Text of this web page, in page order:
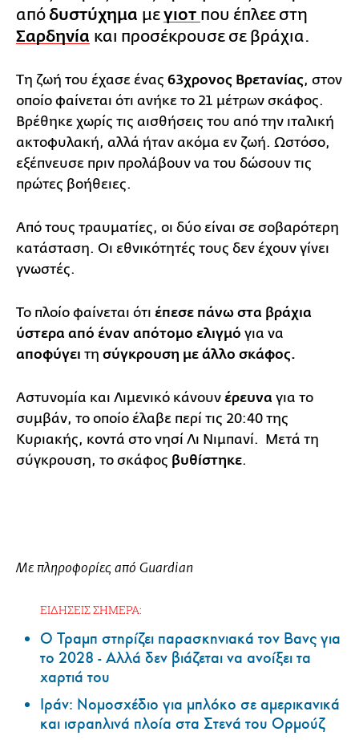
από δυστύχημα μεγιοτ που έπλεε στη
Σαρδηνία και προσέκρουσε σε βράχια.
Τη ζωή του έχασε ένας 63χρονος Βρετανίας, στον
οποίο φαίνεται ότι ανήκε το 21 μέτρων σκάφος.
Βρέθηκε χωρίς τις αισθήσεις του από την ιταλική
ακτοφυλακή, αλλά ήταν ακόμα εν ζωή. Ωστόσο,
εξέπνευσε πριν προλάβουν να του δώσουν τις
πρώτες βοήθειες.
Από τους τραυματίες, οι δύο είναι σε σοβαρότερη
κατάσταση. Οι εθνικότητές τους δεν έχουν γίνει
γνωστές.
Το πλοίο φαίνεται ότι έπεσε πάνω στα βράχια
ύστερα από έναν απότομο ελιγμό για να
αποφύγει τη σύγκρουση με άλλο σκάφος.
Αστυνομία και Λιμενικό κάνουν έρευνα για το
συμβάν, το οποίο έλαβε περί τις 20:40 της
Κυριακής, κοντά στο νησί Λι Νιμπανί. Μετά τη
σύγκρουση, το σκάφος βυθίστηκε.
Με πληροφορίες από Guardian
ΕΙΔΗΣΕΙΣ ΣΗΜΕΡΑ:
Ο Τραμπ στηρίζει παρασκηνιακά τον Βανς για
το 2028 - Αλλά δεν βιάζεται να ανοίξει τα
χαρτιά του
Ιράν: Νομοσχέδιο για μπλόκο σε αμερικανικά
και ισραηλινά πλοία στα Στενά του Ορμούζ